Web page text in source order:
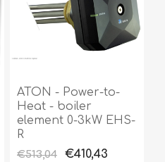
ATON - Power-to-
Heat - boiler
element 0-3kW EHS-
R
€513,04 €410,43